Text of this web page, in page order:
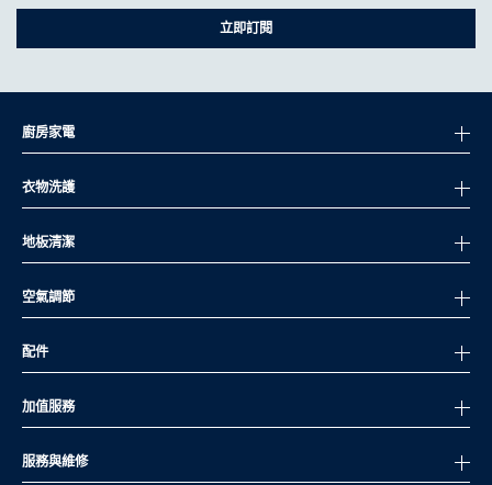
立即訂閱
廚房家電
衣物洗護
地板清潔
空氣調節
配件
加值服務
服務與維修